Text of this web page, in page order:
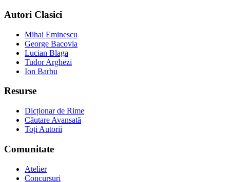
Autori Clasici
Mihai Eminescu
George Bacovia
Lucian Blaga
Tudor Arghezi
Ion Barbu
Resurse
Dicționar de Rime
Căutare Avansată
Toți Autorii
Comunitate
Atelier
Concursuri